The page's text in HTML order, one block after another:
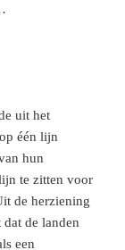
uit het
één lijn
hun
te zitten voor
de herziening
de landen
een